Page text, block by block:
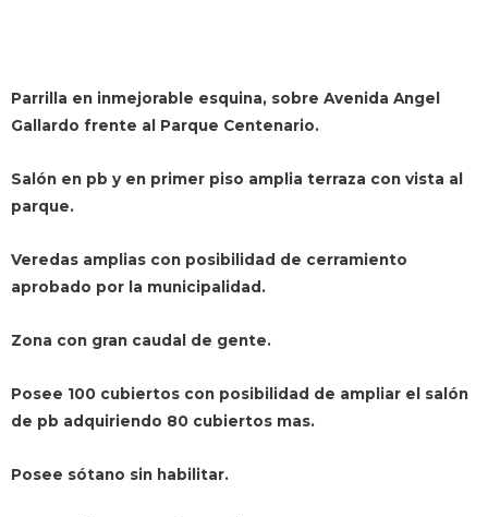
Parrilla en inmejorable esquina, sobre Avenida Angel
Gallardo frente al Parque Centenario.
Salón en pb y en primer piso amplia terraza con vista al
parque.
Veredas amplias con posibilidad de cerramiento
aprobado por la municipalidad.
Zona con gran caudal de gente.
Posee 100 cubiertos con posibilidad de ampliar el salón
de pb adquiriendo 80 cubiertos mas.
Posee sótano sin habilitar.